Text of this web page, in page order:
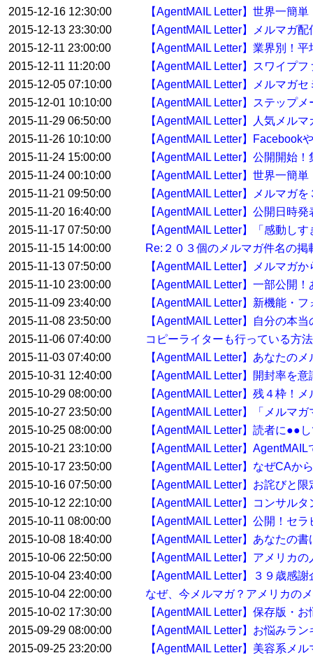
2015-12-16 12:30:00
【AgentMAIL Letter】世界一簡
2015-12-13 23:30:00
【AgentMAIL Letter】メルマガ
2015-12-11 23:00:00
【AgentMAIL Letter】業界別！
2015-12-11 11:20:00
【AgentMAIL Letter】スワイプ
2015-12-05 07:10:00
【AgentMAIL Letter】メルマガ
2015-12-01 10:10:00
【AgentMAIL Letter】ステップ
2015-11-29 06:50:00
【AgentMAIL Letter】人気メル
2015-11-26 10:10:00
【AgentMAIL Letter】Facebook
2015-11-24 15:00:00
【AgentMAIL Letter】公開開始
2015-11-24 00:10:00
【AgentMAIL Letter】世界一簡
2015-11-21 09:50:00
【AgentMAIL Letter】メルマガ
2015-11-20 16:40:00
【AgentMAIL Letter】公開日時
2015-11-17 07:50:00
【AgentMAIL Letter】「感動し
2015-11-15 14:00:00
Re:２０３個のメルマガ件名の
2015-11-13 07:50:00
【AgentMAIL Letter】メルマガ
2015-11-10 23:00:00
【AgentMAIL Letter】一部公開
2015-11-09 23:40:00
【AgentMAIL Letter】新機能・
2015-11-08 23:50:00
【AgentMAIL Letter】自分の本
2015-11-06 07:40:00
コピーライターも行っている方
2015-11-03 07:40:00
【AgentMAIL Letter】あなたの
2015-10-31 12:40:00
【AgentMAIL Letter】開封率を
2015-10-29 08:00:00
【AgentMAIL Letter】残４枠！
2015-10-27 23:50:00
【AgentMAIL Letter】「メルマ
2015-10-25 08:00:00
【AgentMAIL Letter】読者に●●
2015-10-21 23:10:00
【AgentMAIL Letter】
2015-10-17 23:50:00
【AgentMAIL Letter】なぜCAか
2015-10-16 07:50:00
【AgentMAIL Letter】お詫びと
2015-10-12 22:10:00
【AgentMAIL Letter】コンサル
2015-10-11 08:00:00
【AgentMAIL Letter】公開！セ
2015-10-08 18:40:00
【AgentMAIL Letter】あなたの
2015-10-06 22:50:00
【AgentMAIL Letter】アメリカ
2015-10-04 23:40:00
【AgentMAIL Letter】３９歳感
2015-10-04 22:00:00
なぜ、今メルマガ？アメリカの
2015-10-02 17:30:00
【AgentMAIL Letter】保存版・
2015-09-29 08:00:00
【AgentMAIL Letter】お悩みラ
2015-09-25 23:20:00
【AgentMAIL Letter】美容系メ